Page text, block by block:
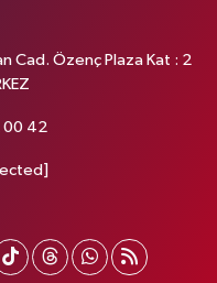
Cad. Özenç Plaza Kat : 2
00 42